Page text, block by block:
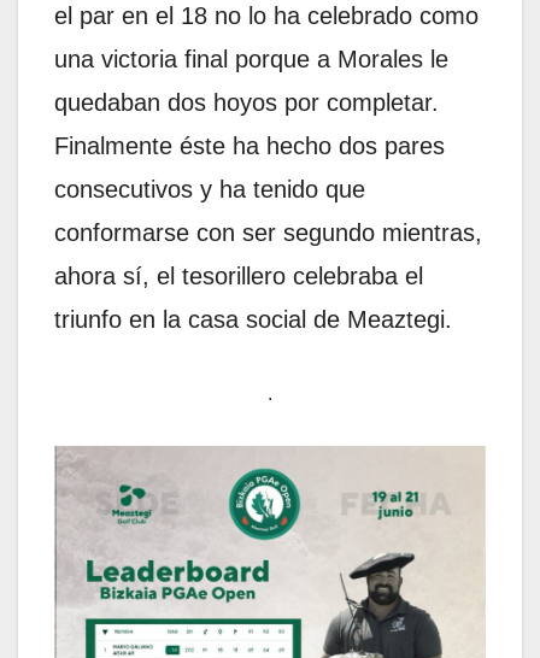
el par en el 18 no lo ha celebrado como
una victoria final porque a Morales le
quedaban dos hoyos por completar.
Finalmente éste ha hecho dos pares
consecutivos y ha tenido que
conformarse con ser segundo mientras,
ahora sí, el tesorillero celebraba el
triunfo en la casa social de Meaztegi.
.